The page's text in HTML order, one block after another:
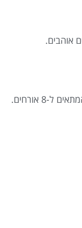
אוהבים.